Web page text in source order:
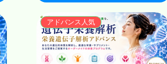
アドバンス人気